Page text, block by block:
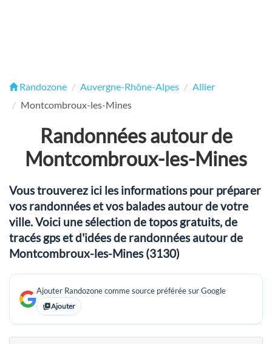
Randozone Auvergne-Rhône-Alpes
Allier
Montcombroux-les-Mines
Randonnées autour de
Montcombroux-les-Mines
Vous trouverez ici les informations pour préparer
vos randonnées et vos balades autour de votre
ville. Voici une sélection de topos gratuits, de
tracés gps et d'idées de randonnées autour de
Montcombroux-les-Mines (3130)
Ajouter Randozone comme source préférée sur Google
Ajouter